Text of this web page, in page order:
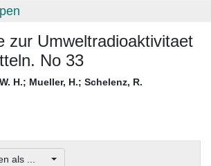
zur Umweltradioaktivitaet
No 33
H.; Mueller, H.; Schelenz, R.
als ...